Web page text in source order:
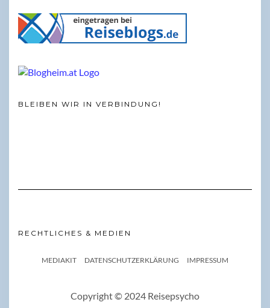
BLEIBEN WIR IN VERBINDUNG!
RECHTLICHES & MEDIEN
MEDIAKIT DATENSCHUTZERKLÄRUNG IMPRESSUM
Copyright © 2024 Reisepsycho